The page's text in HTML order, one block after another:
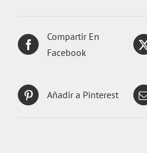
Compartir En
Facebook
Añadir a Pinterest